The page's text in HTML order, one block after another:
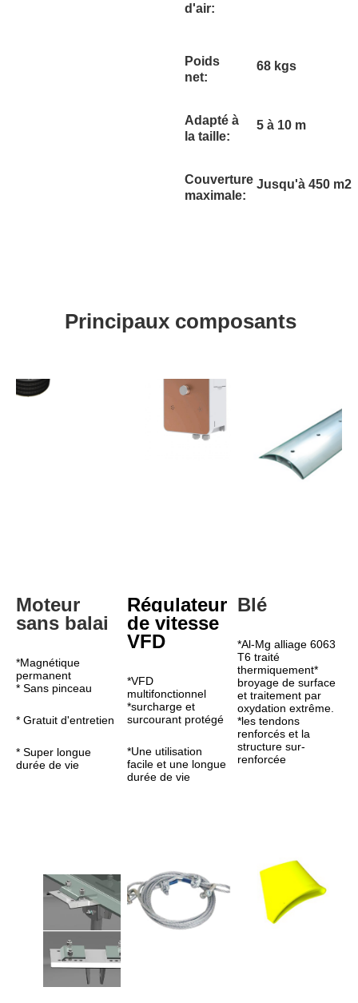
d'air:
Poids
net:
68 kgs
Adapté à
la taille:
5 à 10 m
Couverture
maximale:
Jusqu'à 450 m2
Principaux composants
Moteur
sans balai
*Magnétique
permanent
* Sans pinceau
* Gratuit d'entretien
* Super longue
durée de vie
Régulateur
de vitesse
VFD
*VFD
multifonctionnel
*surcharge et
surcourant protégé
*Une utilisation
facile et une longue
durée de vie
Blé
*Al-Mg alliage 6063
T6 traité
thermiquement*
broyage de surface
et traitement par
oxydation extrême.
*les tendons
renforcés et la
structure sur-
renforcée